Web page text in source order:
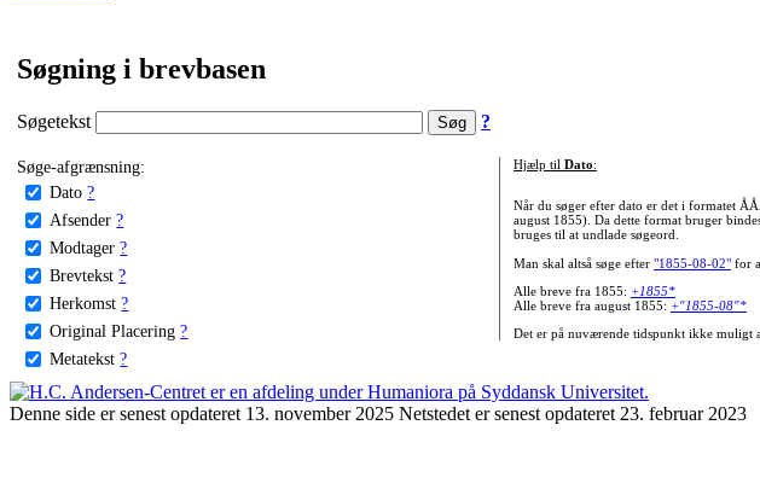
Søgning i brevbasen
Søgetekst ?
Søge-afgrænsning:
Dato ?
Afsender ?
Modtager ?
Brevtekst ?
Herkomst ?
Original Placering ?
Metatekst ?
Hjælp til Dato:
Når du søger efter dato er det i formatet
august 1855). Da dette format bruger
bruges til at undlade søgeord.
Man skal altså søge efter "1855-08-02"for
Alle breve fra 1855: +1855*
Alle breve fra august 1855: +"1855-08"*
Det er på nuværende tidspunkt ikke muligt
Denne side er senest opdateret 13. november 2025 Netstedet er senest opdateret 23. februar 2023